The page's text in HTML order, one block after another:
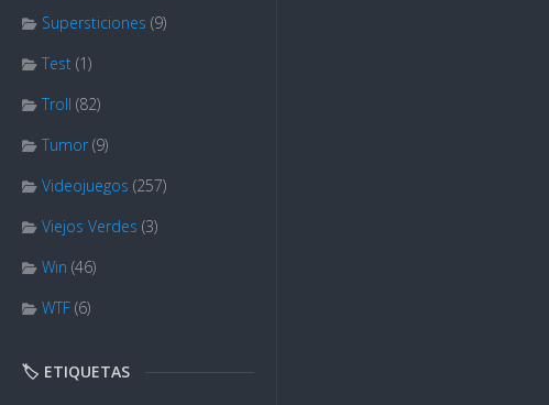
Supersticiones (9)
Test (1)
Troll (82)
Tumor (9)
Videojuegos (257)
Viejos Verdes (3)
Win (46)
WTF (6)
🏷️ ETIQUETAS